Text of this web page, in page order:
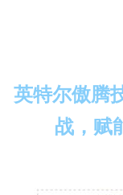
英特尔傲腾
战，赋